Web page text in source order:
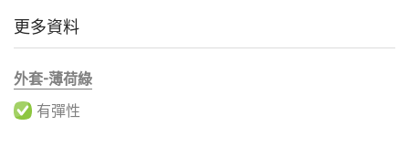
更多資料
外套-薄荷綠
有彈性